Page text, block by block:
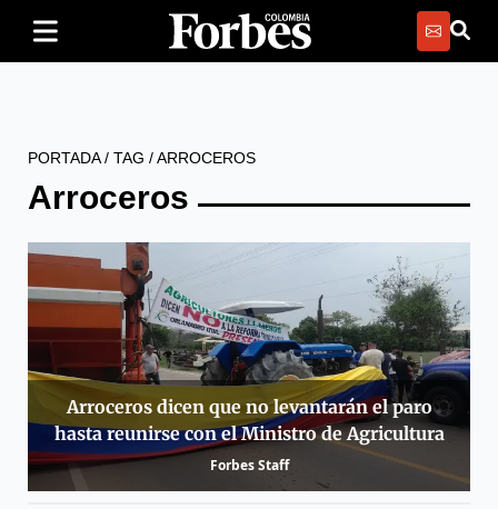
PORTADA/ TAG /ARROCEROS
Arroceros
Arroceros dicen que no levantarán el paro
hasta reunirse con el Ministro de Agricultura
Forbes Staff